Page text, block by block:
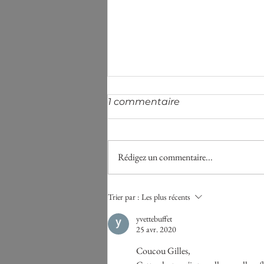
1 commentaire
Rédigez un commentaire...
Trier par : Les plus récents
yvettebuffet
25 avr. 2020
Coucou Gilles,